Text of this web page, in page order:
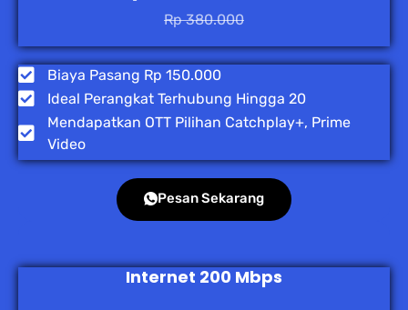
Rp 380.000
Biaya Pasang Rp 150.000
Ideal Perangkat Terhubung Hingga 20
Mendapatkan OTT Pilihan Catchplay+, Prime
Video
Pesan Sekarang
Internet 200 Mbps